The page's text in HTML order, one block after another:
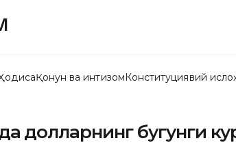
Қонун ва интизомКонституциявий
долларнинг бугунги